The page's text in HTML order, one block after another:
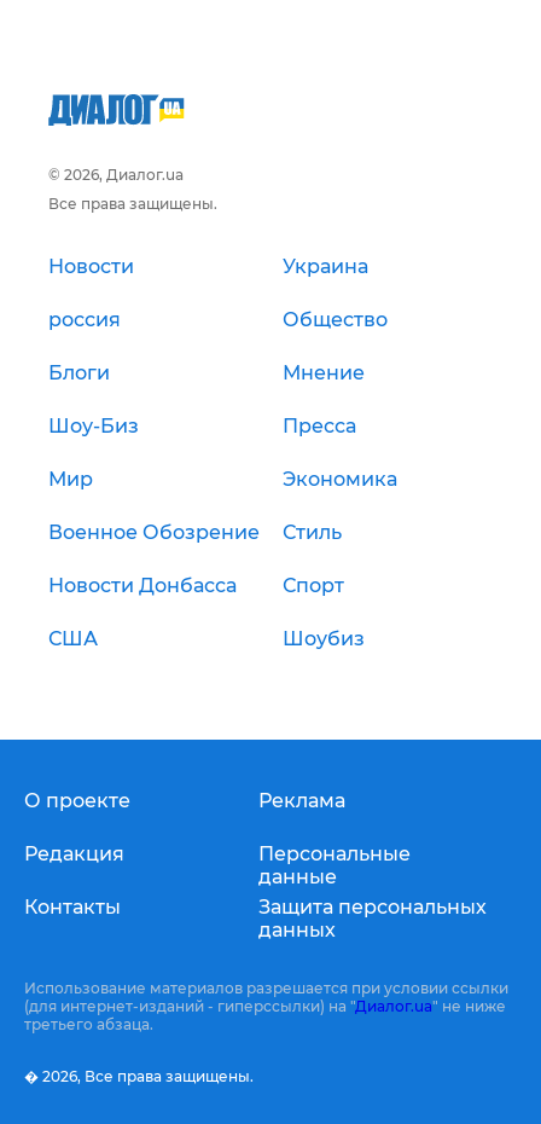
© 2026, Диалог.ua
Все права защищены.
Новости Украина
россия Общество
Блоги Мнение
Шоу-Биз Пресса
Мир Экономика
Военное Обозрение Стиль
Новости Донбасса Спорт
США Шоубиз
О проекте
Редакция
Контакты
Реклама
Персональные
данные
Защита персональных
данных
Использование материалов разрешается при условии ссылки
(для интернет-изданий - гиперссылки) на "Диалог.ua" не ниже
третьего абзаца.
� 2026, Все права защищены.